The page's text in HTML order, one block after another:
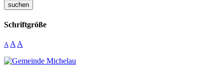
suchen
Schriftgröße
A A A